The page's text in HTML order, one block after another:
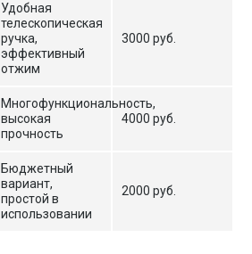
Удобная
телескопическая
ручка,
эффективный
отжим
3000 руб.
Многофункциональность,
высокая
прочность
4000 руб.
Бюджетный
вариант,
простой в
использовании
2000 руб.